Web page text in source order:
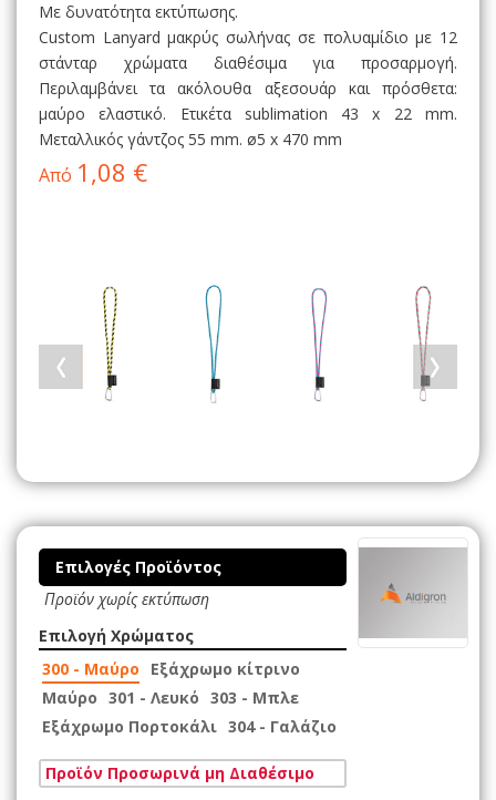
Με δυνατότητα εκτύπωσης.
Custom Lanyard μακρύς σωλήνας σε πολυαμίδιο με 12
στάνταρ χρώματα διαθέσιμα για προσαρμογή.
Περιλαμβάνει τα ακόλουθα αξεσουάρ και πρόσθετα:
μαύρο ελαστικό. Ετικέτα sublimation 43 x 22 mm.
Μεταλλικός γάντζος 55 mm. ø5 x 470 mm
Από 1,08 €
Επιλογές Προϊόντος
Προϊόν χωρίς εκτύπωση
Επιλογή Χρώματος
300 - Μαύρο
Εξάχρωμο κίτρινο
Μαύρο 301 - Λευκό 303 - Μπλε
Εξάχρωμο Πορτοκάλι 304 - Γαλάζιο
Προϊόν Προσωρινά μη Διαθέσιμο